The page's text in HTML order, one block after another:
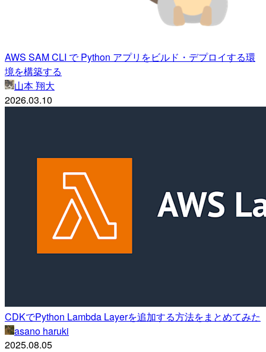
AWS SAM CLI で Python アプリをビルド・デプロイする環
境を構築する
山本 翔大
2026.03.10
CDKでPython Lambda Layerを追加する方法をまとめてみた
asano haruki
2025.08.05